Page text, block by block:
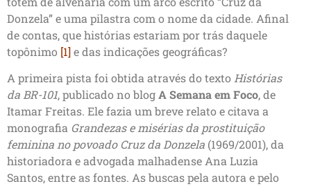
Donzela” e uma pilastra com o nome da cidade. Afinal
de contas, que histórias estariam por trás daquele
topônimo [1]e das indicações geográficas?
A primeira pista foi obtida através do texto Histórias
da BR-101, publicado no blogA Semana em Foco, de
Itamar Freitas. Ele fazia um breve relato e citava a
monografia Grandezas e misérias da prostituição
feminina no povoado Cruz da Donzela (1969/2001), da
historiadora e advogada malhadense Ana Luzia
Santos, entre as fontes. As buscas pela autora e pelo